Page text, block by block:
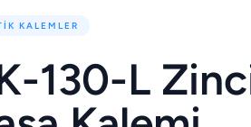
KALEMLER
130-L